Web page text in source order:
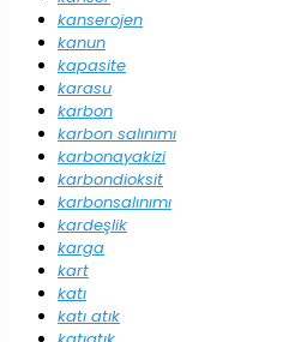
kanserojen
kanun
kapasite
karasu
karbon
karbon salınımı
karbonayakizi
karbondioksit
karbonsalınımı
kardeşlik
karga
kart
katı
katı atık